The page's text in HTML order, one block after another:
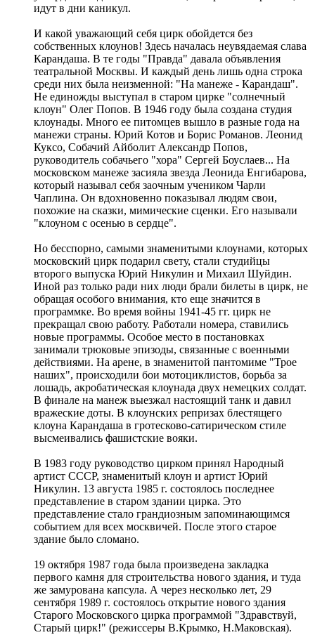
идут в дни каникул.
И какой уважающий себя цирк обойдется без
собственных клоунов! Здесь началась неувядаемая слава
Карандаша. В те годы "Правда" давала объявления
театральной Москвы. И каждый день лишь одна строка
среди них была неизменной: "На манеже - Карандаш".
Не единожды выступал в старом цирке "солнечный
клоун" Олег Попов. В 1946 году была создана студия
клоунады. Много ее питомцев вышло в разные года на
манежи страны. Юрий Котов и Борис Романов. Леонид
Куксо, Собачий Айболит Александр Попов,
руководитель собачьего "хора" Сергей Боуслаев... На
московском манеже засияла звезда Леонида Енгибарова,
который называл себя заочным учеником Чарли
Чаплина. Он вдохновенно показывал людям свои,
похожие на сказки, мимические сценки. Его называли
"клоуном с осенью в сердце".
Но бесспорно, самыми знаменитыми клоунами, которых
московский цирк подарил свету, стали студийцы
второго выпуска Юрий Никулин и Михаил Шуйдин.
Иной раз только ради них люди брали билеты в цирк, не
обращая особого внимания, кто еще значится в
программке. Во время войны 1941-45 гг. цирк не
прекращал свою работу. Работали номера, ставились
новые программы. Особое место в постановках
занимали трюковые эпизоды, связанные с военными
действиями. На арене, в знаменитой пантомиме "Трое
наших", происходили бои мотоциклистов, борьба за
лошадь, акробатическая клоунада двух немецких солдат.
В финале на манеж выезжал настоящий танк и давил
вражеские доты. В клоунских репризах блестящего
клоуна Карандаша в гротесково-сатирическом стиле
высмеивались фашистские вояки.
В 1983 году руководство цирком принял Народный
артист СССР, знаменитый клоун и артист Юрий
Никулин. 13 августа 1985 г. состоялось последнее
представление в старом здании цирка. Это
представление стало грандиозным запоминающимся
событием для всех москвичей. После этого старое
здание было сломано.
19 октября 1987 года была произведена закладка
первого камня для строительства нового здания, и туда
же замурована капсула. А через несколько лет, 29
сентября 1989 г. состоялось открытие нового здания
Старого Московского цирка программой "Здравствуй,
Старый цирк!" (режиссеры В.Крымко, Н.Маковская).